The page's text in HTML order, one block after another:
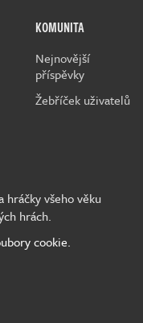
KOMUNITA
Nejnovější
příspěvky
Žebříček uživatelů
všeho věku
hrách.
cookie.